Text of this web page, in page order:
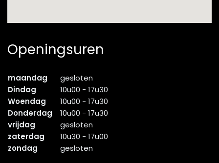
Openingsuren
maandag
gesloten
Dindag
10u00 - 17u30
Woendag
10u00 - 17u30
Donderdag
10u00 - 17u30
vrijdag
gesloten
zaterdag
10u30 - 17u00
zondag
gesloten